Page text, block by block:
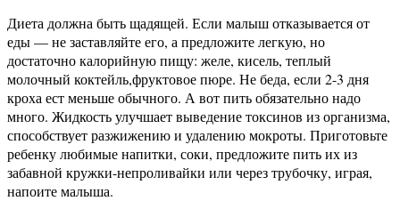
Диета должна быть щадящей. Если малыш отказывается от
еды — не заставляйте его, а предложите легкую, но
достаточно калорийную пищу: желе, кисель, теплый
молочный коктейль,фруктовое пюре. Не беда, если 2-3 дня
кроха ест меньше обычного. А вот пить обязательно надо
много. Жидкость улучшает выведение токсинов из организма,
способствует разжижению и удалению мокроты. Приготовьте
ребенку любимые напитки, соки, предложите пить их из
забавной кружки-непроливайки или через трубочку, играя,
напоите малыша.